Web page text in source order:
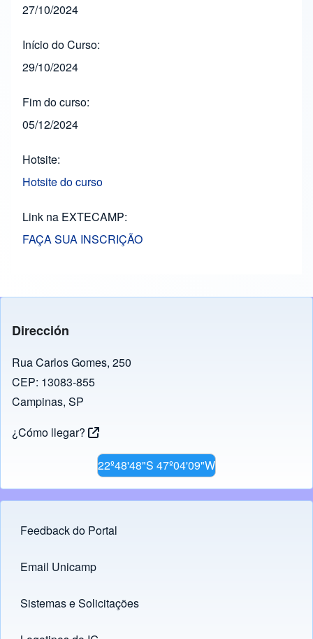
27/10/2024
Início do Curso
29/10/2024
Fim do curso
05/12/2024
Hotsite
Hotsite do curso
Link na EXTECAMP
FAÇA SUA INSCRIÇÃO
Dirección
Rua Carlos Gomes, 250
CEP: 13083-855
Campinas, SP
¿Cómo llegar?
22º48'48"S 47º04'09"W
Footer menu
Feedback do Portal
Links
Email Unicamp
(opens in new tab)
Sistemas e Solicitações
(opens in new tab)